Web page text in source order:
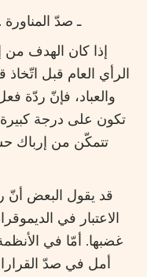
4 ـ صدّ
إذا كان الهدف
الرأي العام قبل
والعباد، فإنّ ردّة
تكون على درجة
تتمكّن من إرباك
قد يقول البعض أنّ
الاعتبار في
غضبها. أمّا في الأنظمة
أمل في صدّ